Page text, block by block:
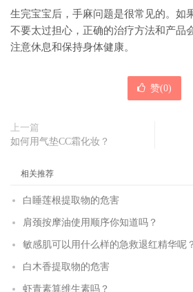
生完宝宝后，手麻问题是很常见的。如
不要太过担心，正确的治疗方法和产品
注意休息和保持身体健康。
赞(0)
上一篇
如何用气垫CC霜化妆？
相关推荐
白睡莲根提取物的危害
肩颈按摩油使用顺序你知道吗？
敏感肌可以用什么样的急救退红精华呢？
白木香提取物的危害
虾青素算维生素吗？